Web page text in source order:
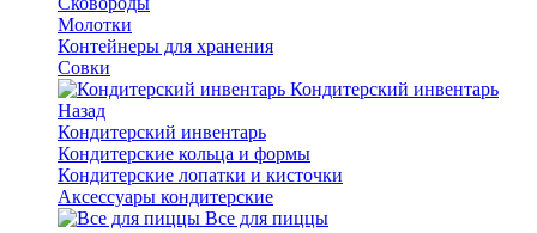
Молотки
Контейнеры для хранения
Совки
Кондитерский инвентарь
Назад
Кондитерский инвентарь
Кондитерские кольца и формы
Кондитерские лопатки и кисточки
Аксессуары кондитерские
Все для пиццы